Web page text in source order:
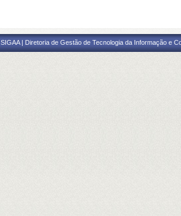
SIGAA | Diretoria de Gestão de Tecnologia da Informação e